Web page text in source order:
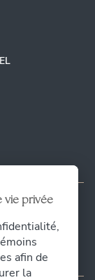
vie privée
afin de
la